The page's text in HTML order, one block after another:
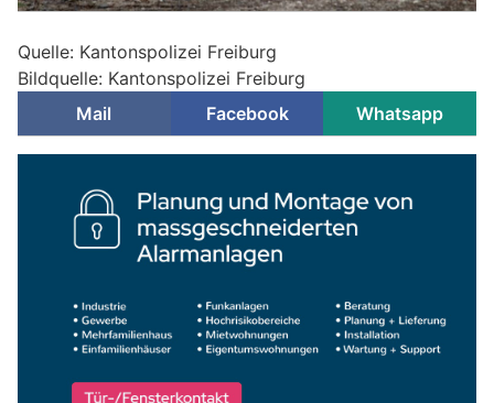
Quelle: Kantonspolizei Freiburg
Bildquelle: Kantonspolizei Freiburg
Mail
Facebook Whatsapp